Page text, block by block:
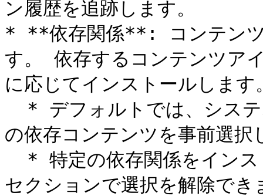
ン履歴を追跡します。
* **依存関係**: コンテンツ
す。 依存するコンテンツア
に応じてインストールします
の依存コンテンツを事前選択
セクションで選択を解除でき